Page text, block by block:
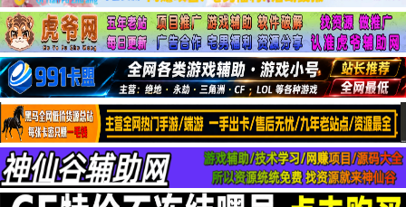
常用办公
源码收集
值得一看
两性情感